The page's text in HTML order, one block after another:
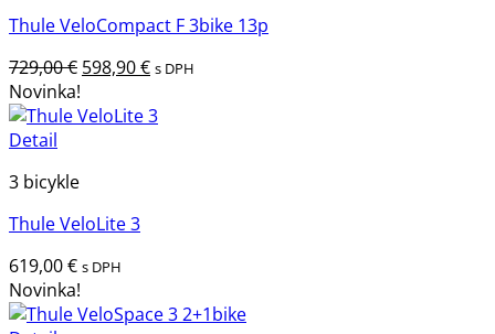
Thule VeloCompact F 3bike 13p
729,00€ Pôvodná
bola:
598,90€Aktuálna
je:
s DPH
Novinka!
Detail
3 bicykle
Thule VeloLite 3
619,00€ s DPH
Novinka!